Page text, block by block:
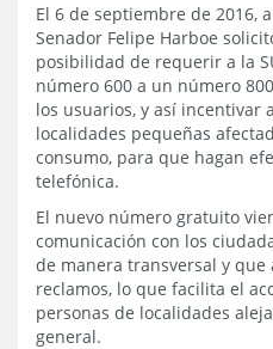
El 6 de septiembre de 2016,
Senador Felipe Harboe
posibilidad de requerir a la
número 600 a un número
los usuarios, y así incentivar
localidades pequeñas
consumo, para que hagan
telefónica.
El nuevo número gratuito
comunicación con los
de manera transversal y
reclamos, lo que facilita el
personas de localidades
general.